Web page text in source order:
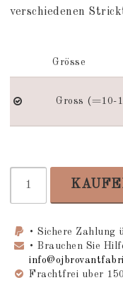
verschiedenen
Grösse
Gross (=10-
• Sichere Zahlung
• Brauchen Sie
Frachtfrei uber